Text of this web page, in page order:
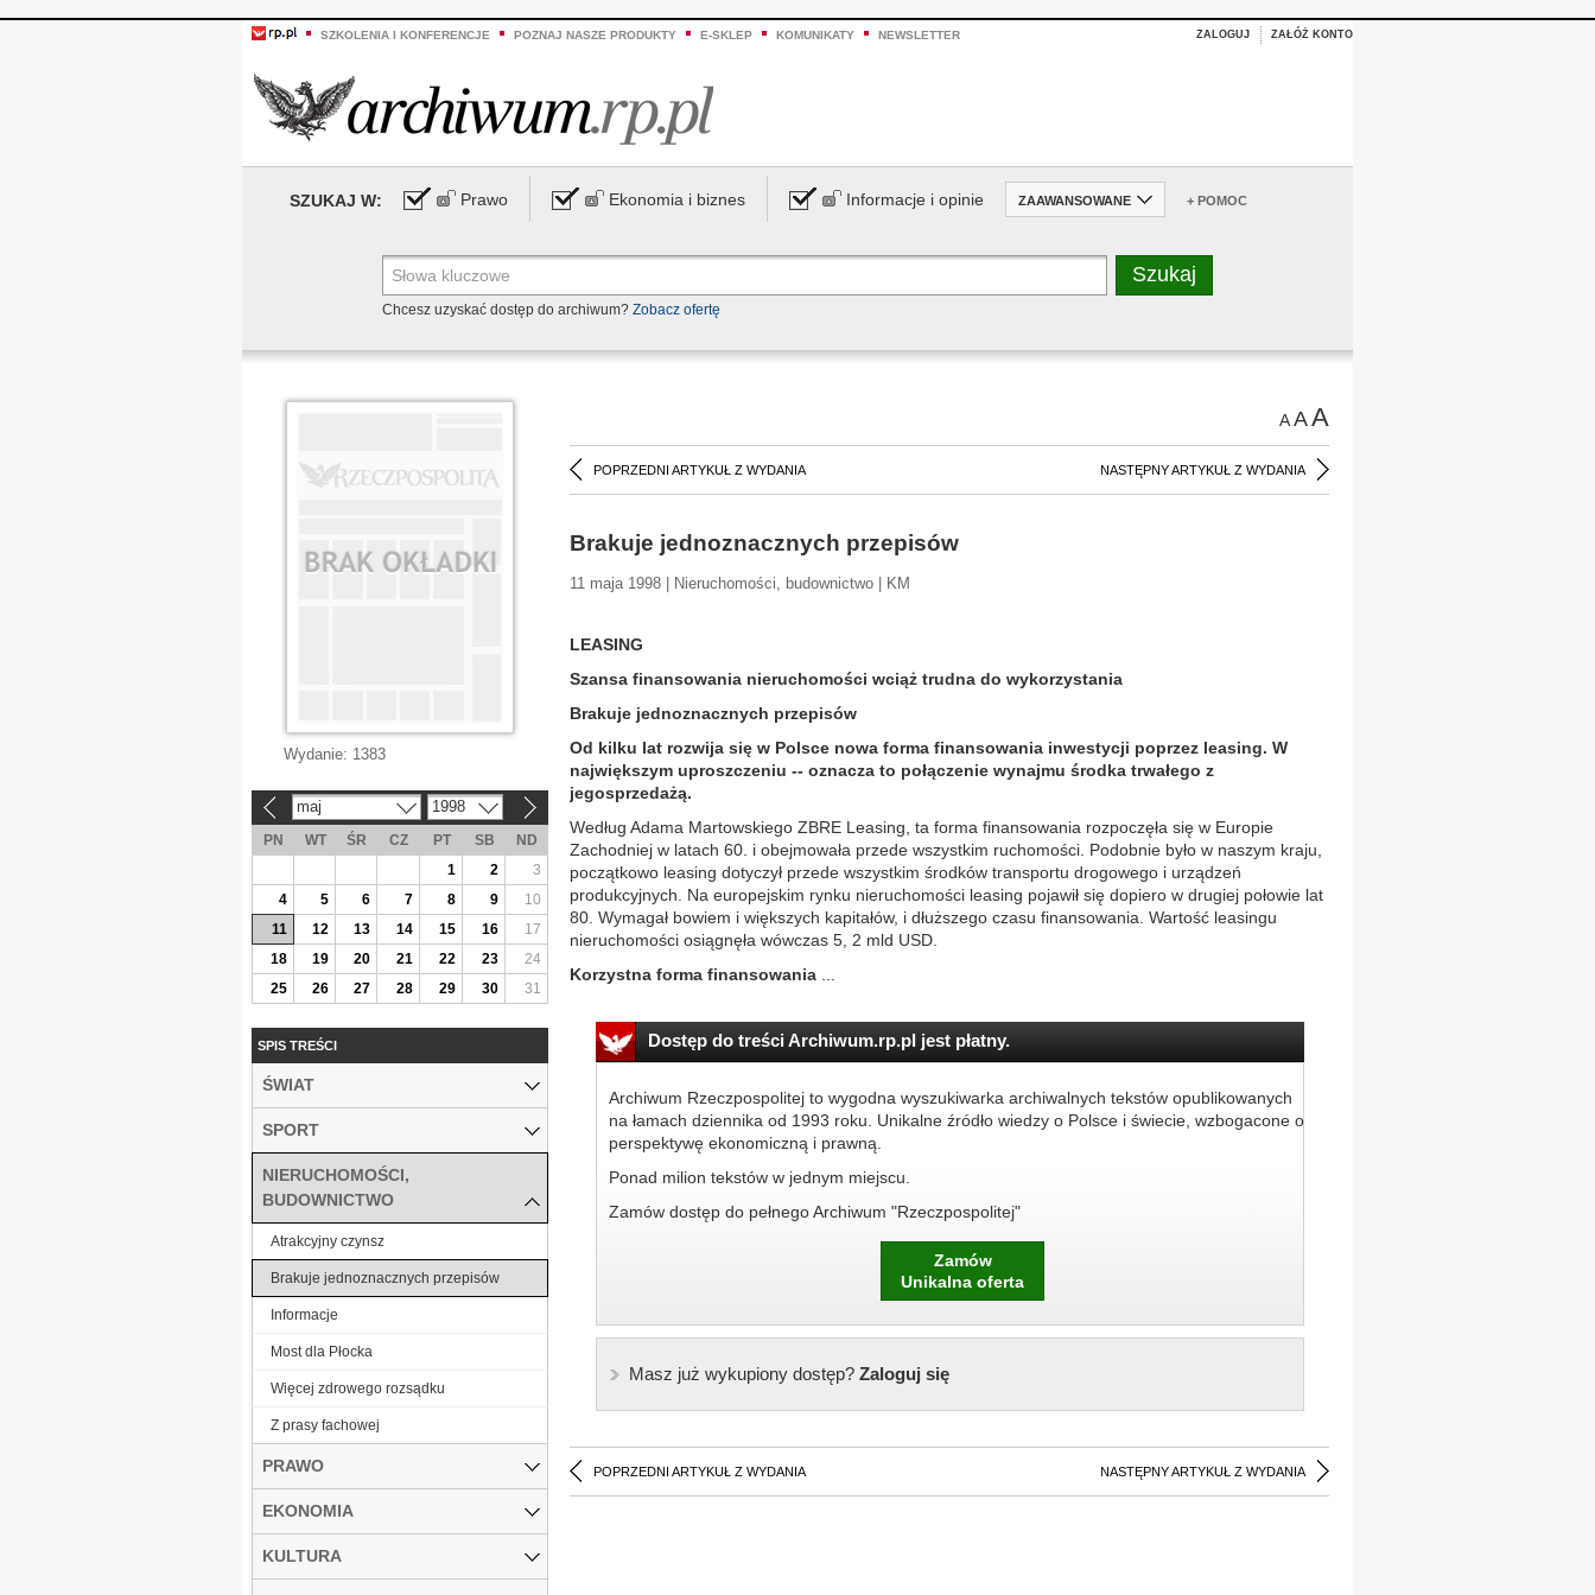
SZKOLENIA I KONFERENCJE POZNAJ NASZE PRODUKTY E-SKLEP KOMUNIKATY NEWSLETTER ZALOGUJ ZAŁÓŻ KONTO
SZUKAJ W: Prawo Ekonomia i biznes Informacje i opinie ZAAWANSOWANE + POMOC
Chcesz uzyskać dostęp do archiwum? Zobacz ofertę
AAA
POPRZEDNI ARTYKUŁ Z WYDANIA NASTĘPNY ARTYKUŁ Z WYDANIA
Brakuje jednoznacznych przepisów
11 maja 1998 | Nieruchomości, budownictwo | KM
LEASING
Szansa finansowania nieruchomości wciąż trudna do wykorzystania
Brakuje jednoznacznych przepisów
Od kilku lat rozwija się w Polsce nowa forma finansowania inwestycji poprzez leasing. W
największym uproszczeniu -- oznacza to połączenie wynajmu środka trwałego z
jegosprzedażą.
Według Adama Martowskiego ZBRE Leasing, ta forma finansowania rozpoczęła się w Europie
Zachodniej w latach 60. i obejmowała przede wszystkim ruchomości. Podobnie było w naszym kraju,
początkowo leasing dotyczył przede wszystkim środków transportu drogowego i urządzeń
produkcyjnych. Na europejskim rynku nieruchomości leasing pojawił się dopiero w drugiej połowie lat
80. Wymagał bowiem i większych kapitałów, i dłuższego czasu finansowania. Wartość leasingu
nieruchomości osiągnęła wówczas 5, 2 mld USD.
Korzystna forma finansowania
Dostęp do treści Archiwum.rp.pl jest płatny.
Archiwum Rzeczpospolitej to wygodna wyszukiwarka archiwalnych tekstów opublikowanych
na łamach dziennika od 1993 roku. Unikalne źródło wiedzy o Polsce i świecie, wzbogacone o
perspektywę ekonomiczną i prawną.
Ponad milion tekstów w jednym miejscu.
Zamów dostęp do pełnego Archiwum "Rzeczpospolitej"
Zamów
Unikalna oferta
Masz już wykupiony dostęp?Zaloguj się
POPRZEDNI ARTYKUŁ Z WYDANIA NASTĘPNY ARTYKUŁ Z WYDANIA
Wydanie: 1383
maj 1998
PN WT ŚR CZ PT SB
ND
1
2
3
4
5 6 7 8 9
10
11
12 13 14 15 16
17
18
19 20 21 22 23
24
25
26 27 28 29 30 31
SPIS TREŚCI
ŚWIAT
SPORT
NIERUCHOMOŚCI,
BUDOWNICTWO
Atrakcyjny czynsz
Brakuje jednoznacznych przepisów
Informacje
Most dla Płocka
Więcej zdrowego rozsądku
Z prasy fachowej
PRAWO
EKONOMIA
KULTURA